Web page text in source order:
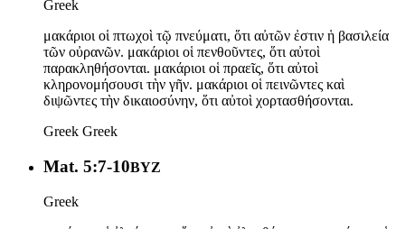
Greek
μακάριοι οἱ πτωχοὶ τῷ πνεύματι, ὅτι αὐτῶν ἐστιν ἡ βασιλεία
τῶν οὐρανῶν. μακάριοι οἱ πενθοῦντες, ὅτι αὐτοὶ
παρακληθήσονται. μακάριοι οἱ πραεῖς, ὅτι αὐτοὶ
κληρονομήσουσι τὴν γῆν. μακάριοι οἱ πεινῶντες καὶ
διψῶντες τὴν δικαιοσύνην, ὅτι αὐτοὶ χορτασθήσονται.
Greek Greek
Mat. 5:7-10BYZ
Greek